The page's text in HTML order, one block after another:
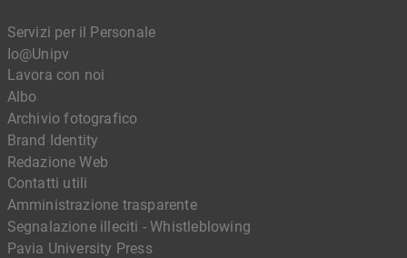
Servizi per il Personale
Io@Unipv
Lavora con noi
Albo
Archivio fotografico
Brand Identity
Redazione Web
Contatti utili
Amministrazione trasparente
Segnalazione illeciti - Whistleblowing
Pavia University Press